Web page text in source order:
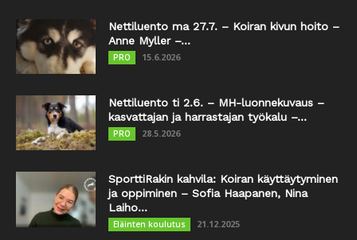
Nettiluento ma 27.7. – Koiran kivun hoito –
Anne Myller –...
PRO 15.6.2026
Nettiluento ti 2.6. – MH-luonnekuvaus –
kasvattajan ja harrastajan työkalu –...
PRO 28.5.2026
SporttiRakin kahvila: Koiran käyttäytyminen
ja oppiminen – Sofia Haapanen, Nina
Laiho...
Eläinten koulutus 21.12.2025